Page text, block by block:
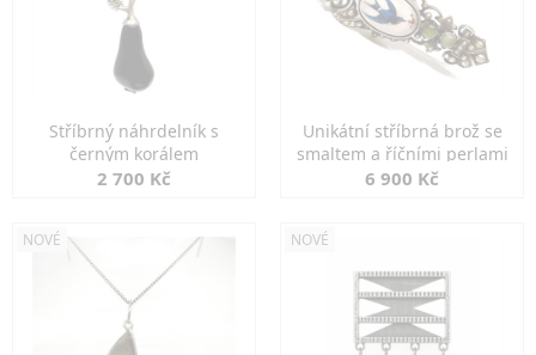
Stříbrný náhrdelník s
černým korálem
2 700 Kč
Unikátní stříbrná brož se
smaltem a říčními perlami
6 900 Kč
NOVÉ NOVÉ